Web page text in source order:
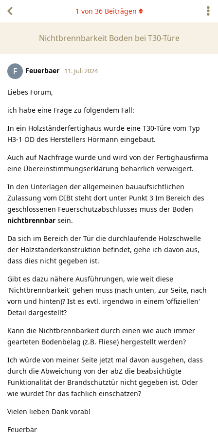
Nichtbrennbarkeit Boden bei T30-Türe
1 von 36Beiträgen
F Feuerbaer 11. Juli 2024
Liebes Forum,
ich habe eine Frage zu folgendem Fall:
In ein Holzständerfertighaus wurde eine T30-Türe vom Typ
H3-1 OD des Herstellers Hörmann eingebaut.
Auch auf Nachfrage wurde und wird von der Fertighausfirma
eine Übereinstimmungserklärung beharrlich verweigert.
In den Unterlagen der allgemeinen bauaufsichtlichen
Zulassung vom DIBt steht dort unter Punkt 3 Im Bereich des
geschlossenen Feuerschutzabschlusses muss der Boden
nichtbrennbar sein.
Da sich im Bereich der Tür die durchlaufende Holzschwelle
der Holzständerkonstruktion befindet, gehe ich davon aus,
dass dies nicht gegeben ist.
Gibt es dazu nähere Ausführungen, wie weit diese
'Nichtbrennbarkeit' gehen muss (nach unten, zur Seite, nach
vorn und hinten)? Ist es evtl. irgendwo in einem 'offiziellen'
Detail dargestellt?
Kann die Nichtbrennbarkeit durch einen wie auch immer
gearteten Bodenbelag (z.B. Fliese) hergestellt werden?
Ich würde von meiner Seite jetzt mal davon ausgehen, dass
durch die Abweichung von der abZ die beabsichtigte
Funktionalität der Brandschutztür nicht gegeben ist. Oder
wie würdet Ihr das fachlich einschätzen?
Vielen lieben Dank vorab!
Feuerbär